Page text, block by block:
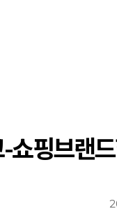
핑브랜